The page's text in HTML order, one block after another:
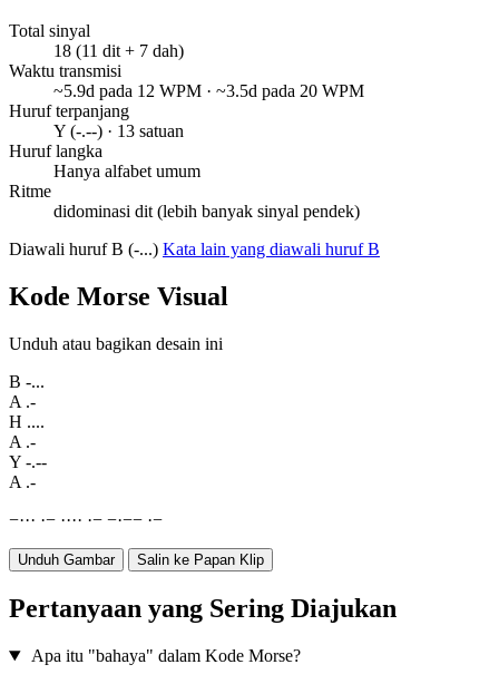
Total sinyal
18 (11 dit + 7 dah)
Waktu transmisi
~5.9d pada 12 WPM · ~3.5d pada 20 WPM
Huruf terpanjang
Y (-.--) · 13 satuan
Huruf langka
Hanya alfabet umum
Ritme
didominasi dit (lebih banyak sinyal pendek)
Diawali huruf B (-...) Kata lain yang diawali huruf B
Kode Morse Visual
Unduh atau bagikan desain ini
B -...
A .-
H ....
A .-
Y -.--
A .-
−··· ·− ···· ·− −·−− ·−
Unduh Gambar Salin ke Papan Klip
Pertanyaan yang Sering Diajukan
Apa itu "bahaya" dalam Kode Morse?